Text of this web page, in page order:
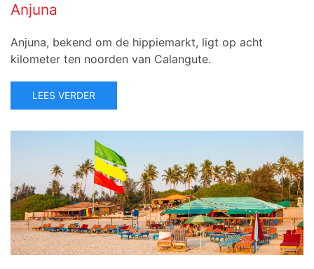
Anjuna
Anjuna, bekend om de hippiemarkt, ligt op acht
kilometer ten noorden van Calangute.
LEES VERDER